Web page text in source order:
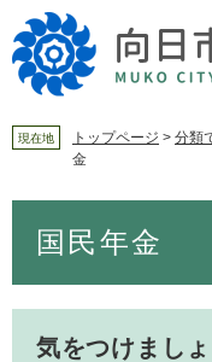
ー
ジ
ニ
ュ
へ
For Foreigners
音声読み上げ
読み上げ
ふりがな
現在地 トップページ > 分類
金
国民年金
気をつけましょ